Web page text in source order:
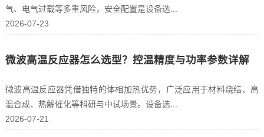
气、电气过载等多重风险，安全配置是设备选...
2026-07-23
微波高温反应器怎么选型？控温精度与功率参数详解
微波高温反应器凭借独特的体相加热优势，广泛应用于材料烧结、高
温合成、热解催化等科研与中试场景。设备选...
2026-07-21